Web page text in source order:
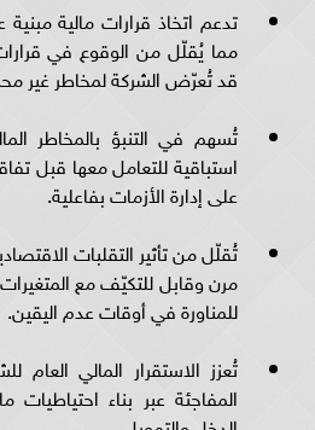
تدعم اتخاذ قرارات مالية
مما يُقلّل من الوقوع في
قد تُعرّض الشركة لمخاطر غير
تُسهم في التنبؤ بالمخاطر
استباقية للتعامل معها قبل
على إدارة الأزمات بفاعلية.
تُقلّل من تأثير التقلبات
مرن وقابل للتكيّف مع
للمناورة في أوقات عدم اليقين.
تُعزز الاستقرار المالي العام
المفاجئة عبر بناء احتياطيات